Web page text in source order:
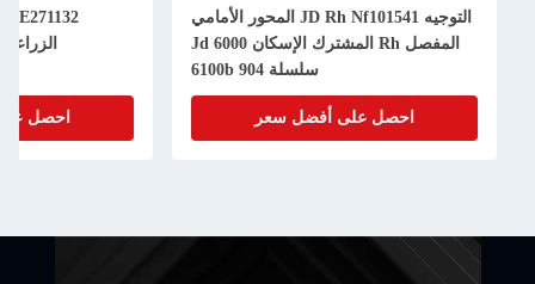
التوجيه JD Rh Nf101541 المحور الأمامي
المفصل Rh المشترك الإسكان Jd 6000
سلسلة 904 6100b
احصل على أفضل سعر
الزراعة JD قطع غيار الجرارات
احصل